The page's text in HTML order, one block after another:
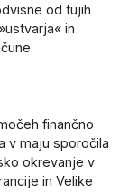
od tujih
in
finančno
v maju sporočila
okrevanje v
in Velike